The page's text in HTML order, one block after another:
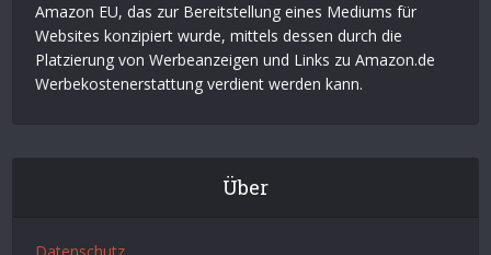
Amazon EU, das zur Bereitstellung eines Mediums für
Websites konzipiert wurde, mittels dessen durch die
Platzierung von Werbeanzeigen und Links zu Amazon.de
Werbekostenerstattung verdient werden kann.
Über